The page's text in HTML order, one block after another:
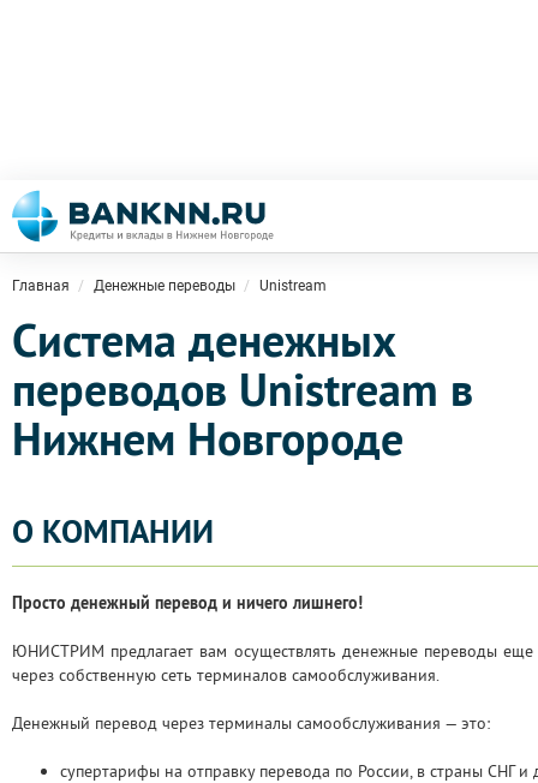
Главная Денежные переводы Unistream
Система денежных
переводов Unistream в
Нижнем Новгороде
О КОМПАНИИ
Просто денежный перевод и ничего лишнего!
ЮНИСТРИМ предлагает вам осуществлять денежные переводы
через собственную сеть терминалов самообслуживания.
Денежный перевод через терминалы самообслуживания — это:
супертарифы на отправку перевода по России, в страны СНГ и